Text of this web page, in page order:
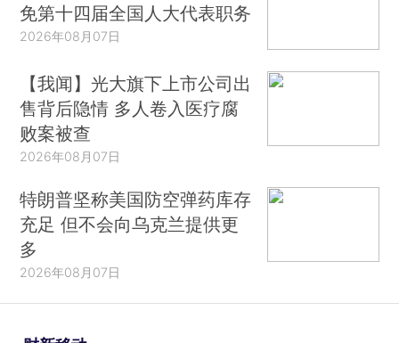
免第十四届全国人大代表职务
2026年08月07日
【我闻】光大旗下上市公司出
售背后隐情 多人卷入医疗腐
败案被查
2026年08月07日
特朗普坚称美国防空弹药库存
充足 但不会向乌克兰提供更
多
2026年08月07日